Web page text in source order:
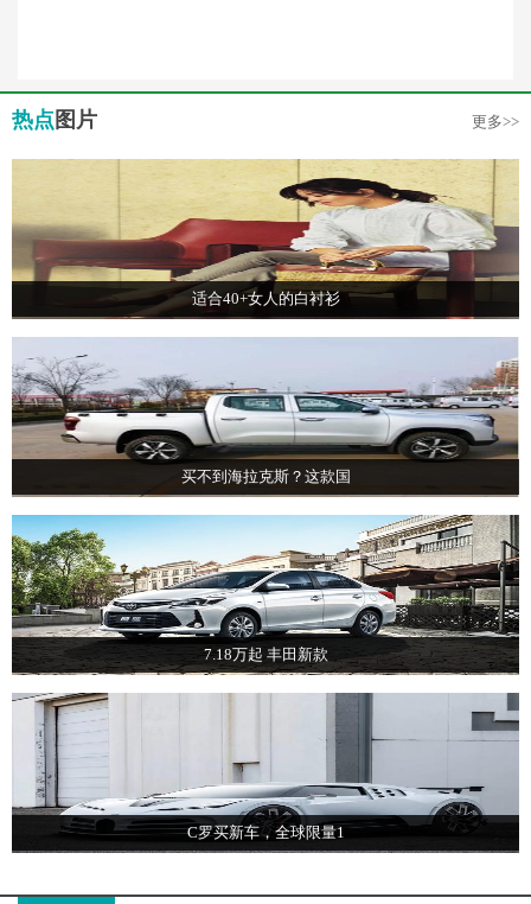
热点 图片 更多>>
适合40+女人的白衬衫
买不到海拉克斯？这款国
7.18万起 丰田新款
C罗买新车，全球限量1